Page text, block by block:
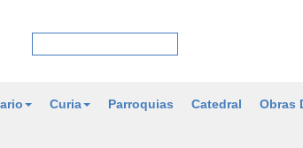
Curia Parroquias Catedral Obras